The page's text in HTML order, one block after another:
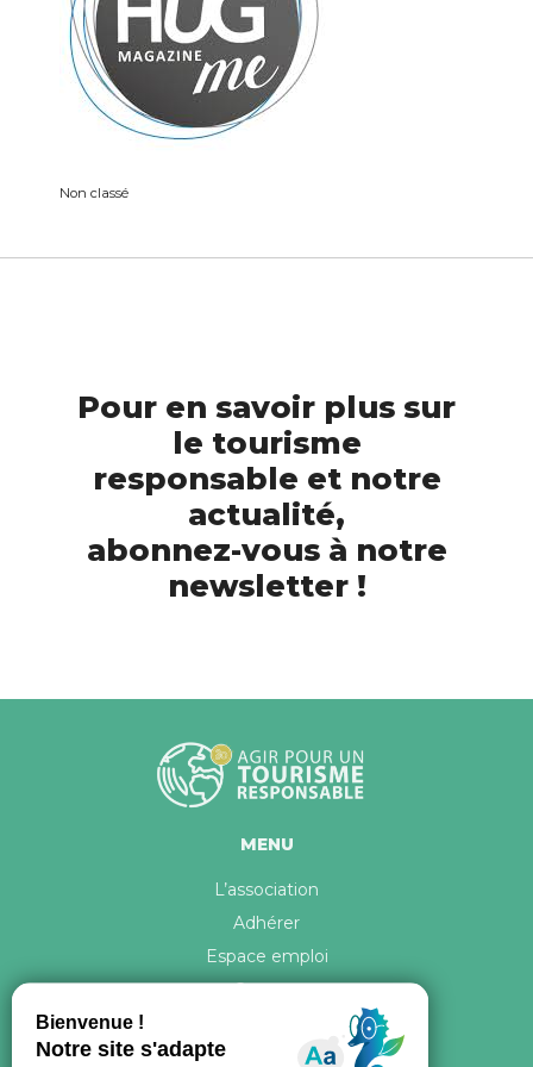
Non classé
Pour en savoir plus sur
le tourisme
responsable et notre
actualité,
abonnez-vous à notre
newsletter !
MENU
L’association
Adhérer
Espace emploi
Contact